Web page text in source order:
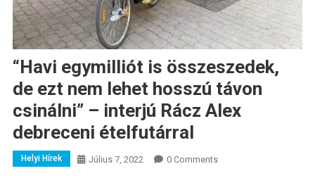
“Havi egymilliót is összeszedek,
de ezt nem lehet hosszú távon
csinálni” – interjú Rácz Alex
debreceni ételfutárral
Helyi Hírek Július 7, 2022 0 Comments